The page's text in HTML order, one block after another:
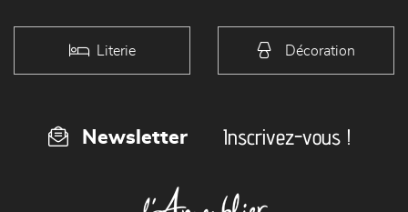
Literie Décoration
Newsletter Inscrivez-vous !